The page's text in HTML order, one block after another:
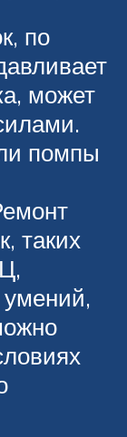
по
может
помпы
таких